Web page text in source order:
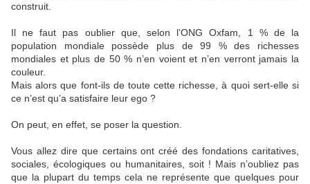
construit.
Il ne faut pas oublier que, selon l’ONG Oxfam, 1 % de la
population mondiale possède plus de 99 % des richesses
mondiales et plus de 50 % n’en voient et n’en verront jamais la
couleur.
Mais alors que font-ils de toute cette richesse, à quoi sert-elle si
ce n’est qu’a satisfaire leur ego ?
On peut, en effet, se poser la question.
Vous allez dire que certains ont créé des fondations caritatives,
sociales, écologiques ou humanitaires, soit ! Mais n’oubliez pas
que la plupart du temps cela ne représente que quelques pour